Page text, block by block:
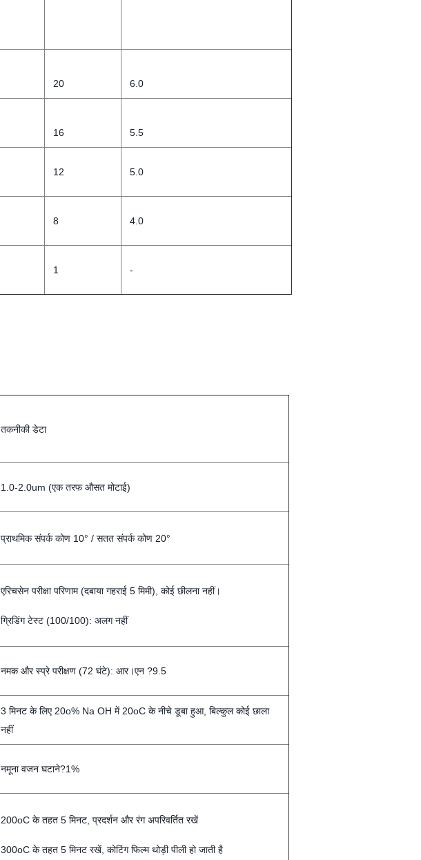
20 6.0
16 5.5
12 5.0
8 4.0
1 -
तकनीकी डेटा
1.0-2.0um (एक तरफ औसत मोटाई)
प्राथमिक संपर्क कोण 10° / सतत संपर्क कोण 20°
एरिचसेन परीक्षा परिणाम (दबाया गहराई 5 मिमी), कोई छीलना नहीं।
ग्रिडिंग टेस्ट (100/100): अलग नहीं
नमक और स्प्रे परीक्षण (72 घंटे): आर।एन ?9.5
3 मिनट के लिए 20o% Na OH में 20oC के नीचे डूबा हुआ, बिल्कुल कोई छाला
नहीं
नमूना वजन घटाने?1%
200oC के तहत 5 मिनट, प्रदर्शन और रंग अपरिवर्तित रखें
300oC के तहत 5 मिनट रखें, कोटिंग फिल्म थोड़ी पीली हो जाती है